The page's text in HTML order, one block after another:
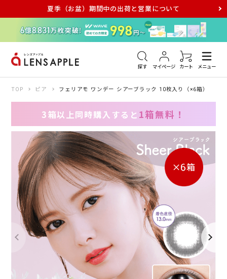
夏季（お盆）期間中の出荷と営業について
探す マイページ カート メニュー
アキュビュー メダリスト メガネ
TOP ピア フェリアモ ワンデー シアーブラック 10枚入り（×6箱）
3箱以上同時購入すると 1箱無料！